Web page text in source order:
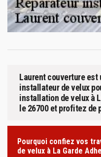
Laurent couverture est
installateur de velux
installation de velux à
le 26700 et profitez de
Pourquoi confiez vos
de velux à La Garde